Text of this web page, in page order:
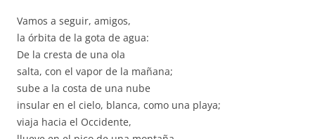
Vamos a seguir, amigos,
la órbita de la gota de agua:
De la cresta de una ola
salta, con el vapor de la mañana;
sube a la costa de una nube
insular en el cielo, blanca, como una playa;
viaja hacia el Occidente,